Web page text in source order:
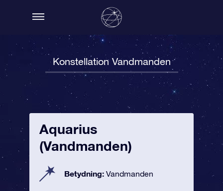
Konstellation Vandmanden
Aquarius
(Vandmanden)
Betydning: Vandmanden